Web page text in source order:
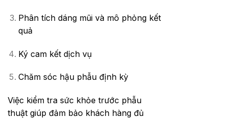
Phân tích dáng mũi và mô phỏng kết
quả
Ký cam kết dịch vụ
Chăm sóc hậu phẫu định kỳ
Việc kiểm tra sức khỏe trước phẫu
thuật giúp đảm bảo khách hàng đủ